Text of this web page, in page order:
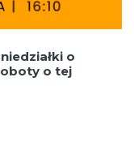
o
o tej